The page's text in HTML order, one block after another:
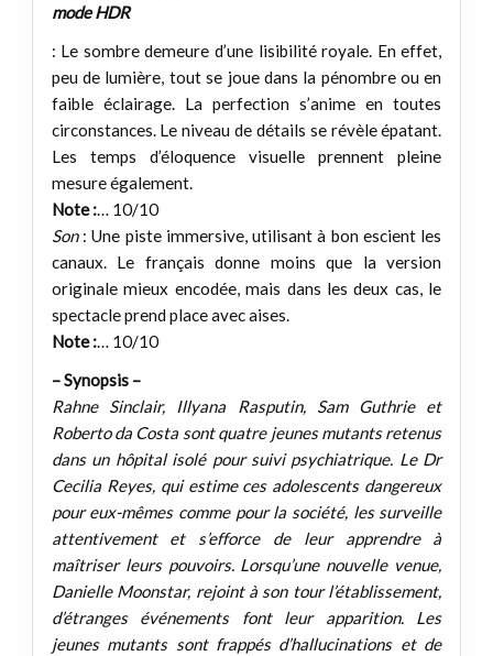
mode HDR
: Le sombre demeure d’une lisibilité royale. En effet,
peu de lumière, tout se joue dans la pénombre ou en
faible éclairage. La perfection s’anime en toutes
circonstances. Le niveau de détails se révèle épatant.
Les temps d’éloquence visuelle prennent pleine
mesure également.
Note :… 10/10
Son: Une piste immersive, utilisant à bon escient les
canaux. Le français donne moins que la version
originale mieux encodée, mais dans les deux cas, le
spectacle prend place avec aises.
Note :… 10/10
– Synopsis –
Rahne Sinclair, Illyana Rasputin, Sam Guthrie et
Roberto da Costa sont quatre jeunes mutants retenus
dans un hôpital isolé pour suivi psychiatrique. Le Dr
Cecilia Reyes, qui estime ces adolescents dangereux
pour eux-mêmes comme pour la société, les surveille
attentivement et s’efforce de leur apprendre à
maîtriser leurs pouvoirs. Lorsqu’une nouvelle venue,
Danielle Moonstar, rejoint à son tour l’établissement,
d’étranges événements font leur apparition. Les
jeunes mutants sont frappés d’hallucinations et de